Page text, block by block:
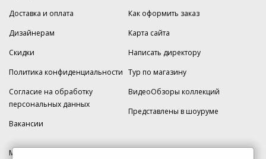
Доставка и оплата
Дизайнерам
Скидки
Политика конфиденциальности
Согласие на обработку
персональных данных
Вакансии
Как оформить заказ
Карта сайта
Написать директору
Тур по магазину
ВидеоОбзоры коллекций
Представлены в шоуруме
МКАД 2км внешняя сторона, д. 2, ТРЦ "Шоколад" (РИО) Реутов, -1